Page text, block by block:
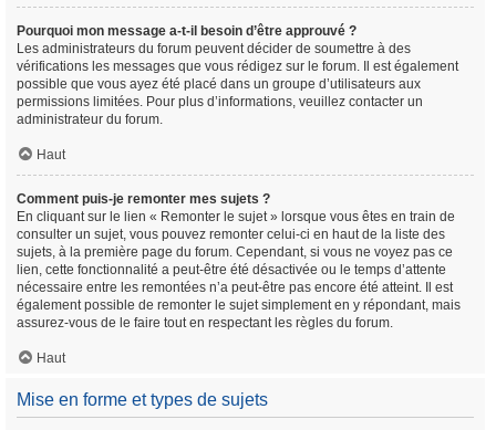
Pourquoi mon message a-t-il besoin d’être approuvé ?
Les administrateurs du forum peuvent décider de soumettre à des
vérifications les messages que vous rédigez sur le forum. Il est également
possible que vous ayez été placé dans un groupe d’utilisateurs aux
permissions limitées. Pour plus d’informations, veuillez contacter un
administrateur du forum.
Haut
Comment puis-je remonter mes sujets ?
En cliquant sur le lien « Remonter le sujet » lorsque vous êtes en train de
consulter un sujet, vous pouvez remonter celui-ci en haut de la liste des
sujets, à la première page du forum. Cependant, si vous ne voyez pas ce
lien, cette fonctionnalité a peut-être été désactivée ou le temps d’attente
nécessaire entre les remontées n’a peut-être pas encore été atteint. Il est
également possible de remonter le sujet simplement en y répondant, mais
assurez-vous de le faire tout en respectant les règles du forum.
Haut
Mise en forme et types de sujets